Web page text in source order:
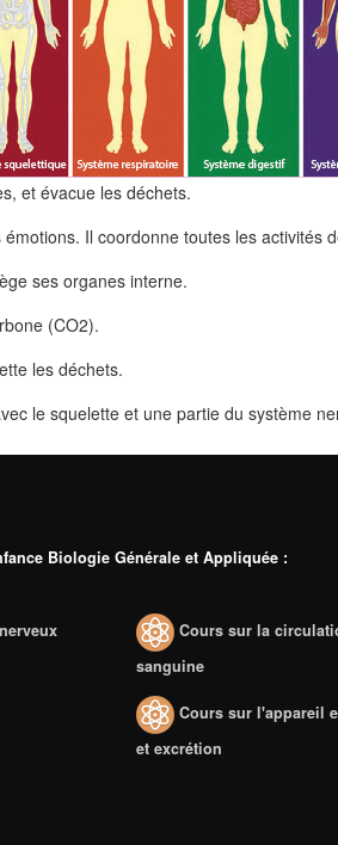
et évacue les déchets.
Il coordonne toutes les activités
ses organes interne.
(CO2).
les déchets.
le squelette et une partie du système
Biologie Générale et Appliquée :
Cours sur la
sanguine
Cours sur l'appareil
et excrétion